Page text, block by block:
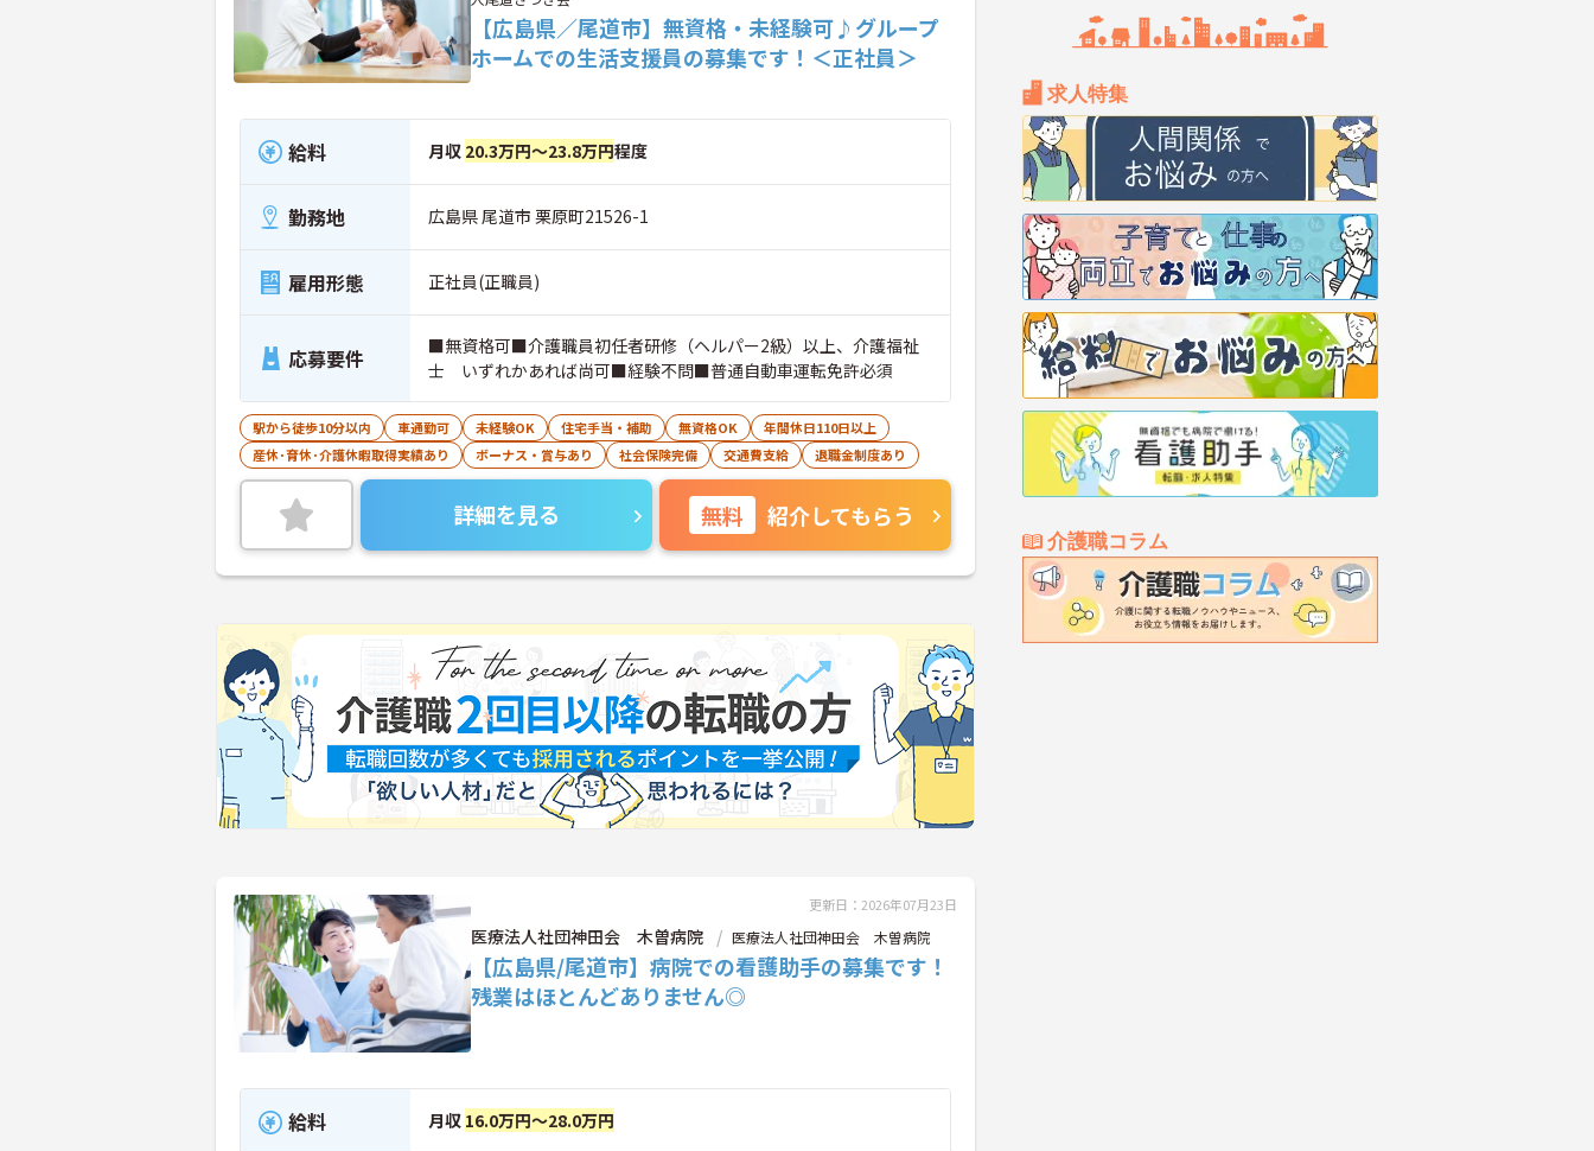
求人特集
介護職コラム
【広島県／尾道市】無資格・未経験可♪グループ
ホームでの生活支援員の募集です！＜正社員＞
給料 月収 20.3万円～23.8万円程度
勤務地 広島県 尾道市 栗原町21526-1
雇用形態 正社員(正職員)
応募要件
■無資格可■介護職員初任者研修（ヘルパー2級）以上、介護福祉
士 いずれかあれば尚可■経験不問■普通自動車運転免許必須
駅から徒歩10分以内 車通勤可 未経験OK 住宅手当・補助 無資格OK
年間休日110日以上
産休･育休･介護休暇取得実績あり
ボーナス・賞与あり 社会保険完備 交通費支給 退職金制度あり
詳細を見る 無料 紹介してもらう
更新日：2026年07月23日
医療法人社団神田会 木曽病院 医療法人社団神田会 木曽病院
【広島県/尾道市】病院での看護助手の募集です！
残業はほとんどありません◎
給料 月収 16.0万円～28.0万円